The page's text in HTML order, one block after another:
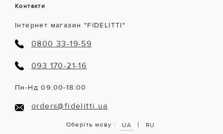
Контакти
Інтернет магазин "FIDELITTI"
0800 33-19-59
093 170-21-16
Пн-Нд 09:00-18:00
orders@fidelitti.ua
Оберіть мову : UA | RU